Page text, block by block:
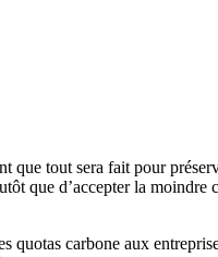
tout sera fait pour
que d’accepter la moindre
quotas carbone aux